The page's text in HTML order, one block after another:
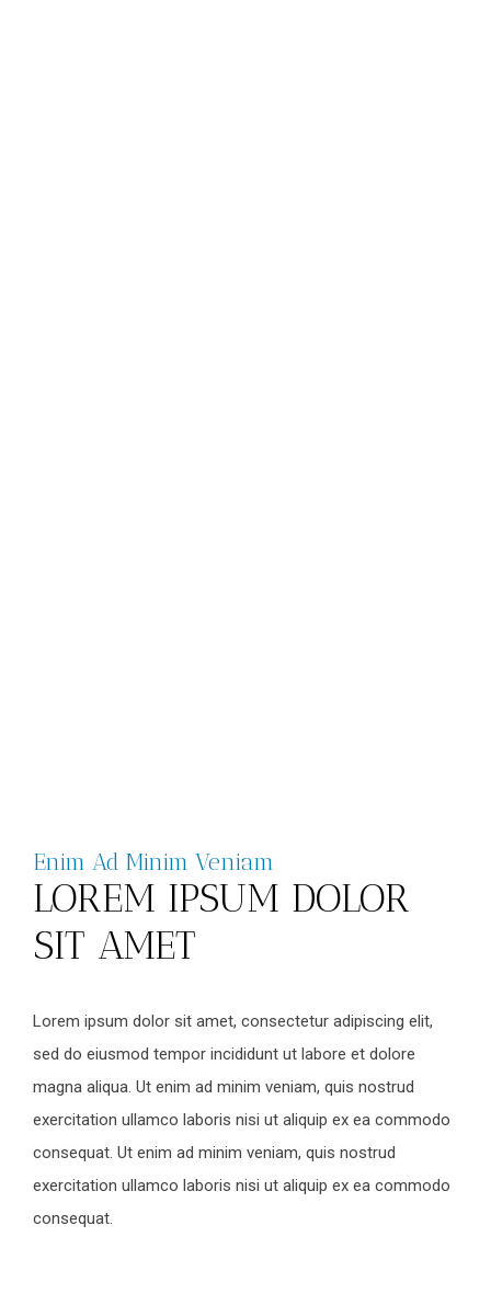
Enim Ad Minim Veniam
LOREM IPSUM DOLOR
SIT AMET
Lorem ipsum dolor sit amet, consectetur adipiscing elit,
sed do eiusmod tempor incididunt ut labore et dolore
magna aliqua. Ut enim ad minim veniam, quis nostrud
exercitation ullamco laboris nisi ut aliquip ex ea commodo
consequat. Ut enim ad minim veniam, quis nostrud
exercitation ullamco laboris nisi ut aliquip ex ea commodo
consequat.